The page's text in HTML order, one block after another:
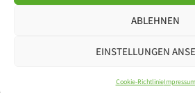
ABLEHNEN
EINSTELLUNGEN
Cookie-RichtlinieImpressum